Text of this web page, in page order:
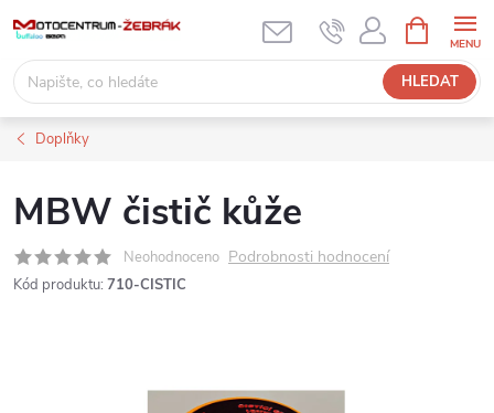
obsah
HLEDAT
NÁKUPNÍ
KOŠÍK
Doplňky
MBW čistič kůže
Neohodnoceno Podrobnosti hodnocení
Kód produktu: 710-CISTIC